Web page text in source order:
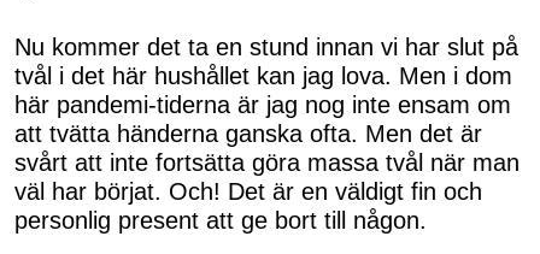
Nu kommer det ta en stund innan vi har slut på
tvål i det här hushållet kan jag lova. Men i dom
här pandemi-tiderna är jag nog inte ensam om
att tvätta händerna ganska ofta. Men det är
svårt att inte fortsätta göra massa tvål när man
väl har börjat. Och! Det är en väldigt fin och
personlig present att ge bort till någon.